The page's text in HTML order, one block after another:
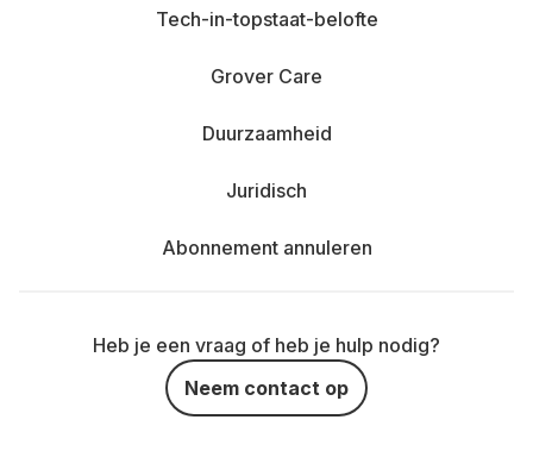
Tech-in-topstaat-belofte
Grover Care
Duurzaamheid
Juridisch
Abonnement annuleren
Heb je een vraag of heb je hulp nodig?
Neem contact op